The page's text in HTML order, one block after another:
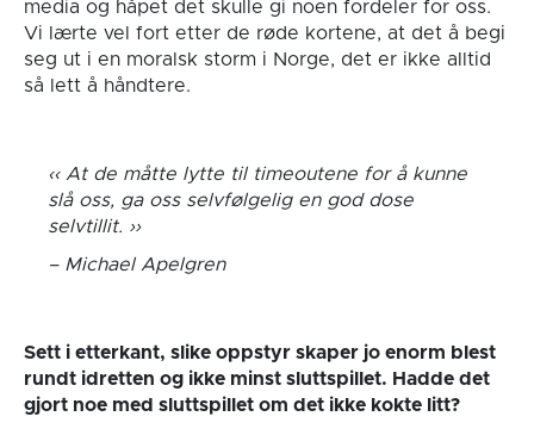
media og håpet det skulle gi noen fordeler for oss.
Vi lærte vel fort etter de røde kortene, at det å begi
seg ut i en moralsk storm i Norge, det er ikke alltid
så lett å håndtere.
At de måtte lytte til timeoutene for å kunne
slå oss, ga oss selvfølgelig en god dose
selvtillit.
Michael Apelgren
Sett i etterkant, slike oppstyr skaper jo enorm blest
rundt idretten og ikke minst sluttspillet. Hadde det
gjort noe med sluttspillet om det ikke kokte litt?